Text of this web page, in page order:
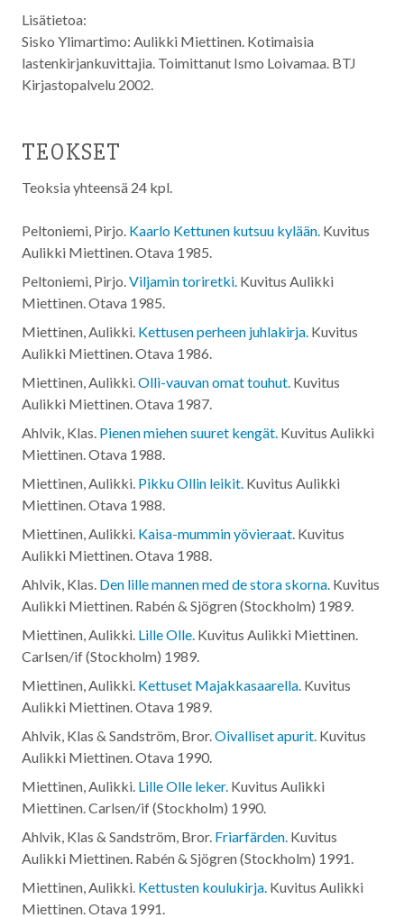
Lisätietoa:
Sisko Ylimartimo: Aulikki Miettinen. Kotimaisia
lastenkirjankuvittajia. Toimittanut Ismo Loivamaa. BTJ
Kirjastopalvelu 2002.
TEOKSET
Teoksia yhteensä 24 kpl.
Peltoniemi, Pirjo. Kaarlo Kettunen kutsuu kylään. Kuvitus
Aulikki Miettinen. Otava 1985.
Peltoniemi, Pirjo.Viljamin toriretki. Kuvitus Aulikki
Miettinen. Otava 1985.
Miettinen, Aulikki. Kettusen perheen juhlakirja. Kuvitus
Aulikki Miettinen. Otava 1986.
Miettinen, Aulikki.Olli-vauvan omat touhut. Kuvitus
Aulikki Miettinen. Otava 1987.
Ahlvik, Klas. Pienen miehen suuret kengät. Kuvitus Aulikki
Miettinen. Otava 1988.
Miettinen, Aulikki. Pikku Ollin leikit. Kuvitus Aulikki
Miettinen. Otava 1988.
Miettinen, Aulikki. Kaisa-mummin yövieraat. Kuvitus
Aulikki Miettinen. Otava 1988.
Ahlvik, Klas. Den lille mannen med de stora skorna. Kuvitus
Aulikki Miettinen. Rabén & Sjögren (Stockholm) 1989.
Miettinen, Aulikki. Lille Olle. Kuvitus Aulikki Miettinen.
Carlsen/if (Stockholm) 1989.
Miettinen, Aulikki. Kettuset Majakkasaarella. Kuvitus
Aulikki Miettinen. Otava 1989.
Ahlvik, Klas & Sandström, Bror.Oivalliset apurit. Kuvitus
Aulikki Miettinen. Otava 1990.
Miettinen, Aulikki. Lille Olle leker. Kuvitus Aulikki
Miettinen. Carlsen/if (Stockholm) 1990.
Ahlvik, Klas & Sandström, Bror. Friarfärden. Kuvitus
Aulikki Miettinen. Rabén & Sjögren (Stockholm) 1991.
Miettinen, Aulikki. Kettusten koulukirja. Kuvitus Aulikki
Miettinen. Otava 1991.